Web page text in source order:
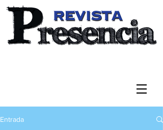
Entrada